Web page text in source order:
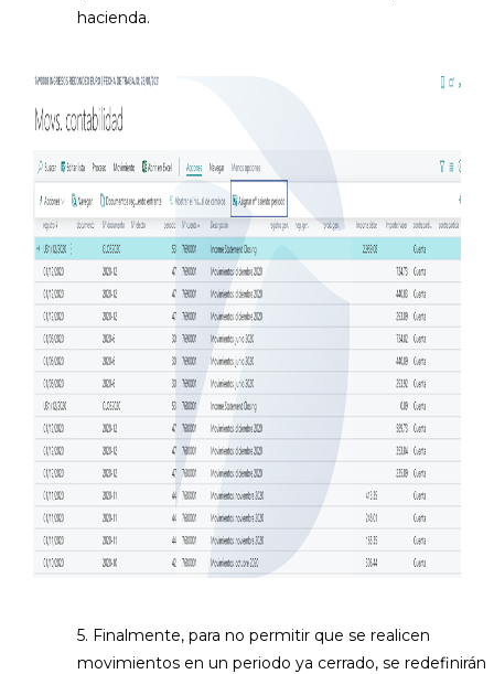
hacienda.
5. Finalmente, para no permitir que se realicen
movimientos en un periodo ya cerrado, se redefinirán